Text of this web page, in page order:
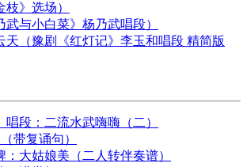
》选场）
武与小白菜》杨乃武唱段）
天（豫剧《红灯记》李玉和唱段 精简版
唱段：二流水武嗨嗨（二）
带复诵句）
：大姑娘美（二人转伴奏谱）